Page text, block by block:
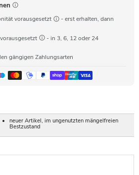
vorausgesetzt
- erst erhalten, dann
- in 3, 6, 12 oder 24
gängigen Zahlungsarten
neuer Artikel, im ungenutzten mängelfreien
Bestzustand